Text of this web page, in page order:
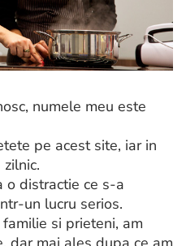
numele meu este
pe acest site, iar in
o distractie ce s-a
un lucru serios.
si prieteni, am